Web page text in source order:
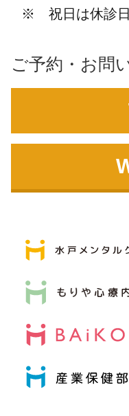
※ 祝日は休診日
ご予約・お問